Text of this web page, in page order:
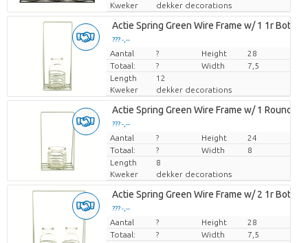
Kweker
dekker decorations
Actie Spring Green Wire Frame w/ 1 1r Bottle
??? -,--
Prijs per stuk
Aantal ? Height
28
Totaal:
? Width
7,5
Length
12
Kweker
dekker decorations
Actie Spring Green Wire Frame w/ 1 Round
??? -,--
Prijs per stuk
Aantal ? Height
24
Totaal:
? Width
8
Length
8
Kweker
dekker decorations
Actie Spring Green Wire Frame w/ 2 1r Bottles
??? -,--
Prijs per stuk
Aantal ? Height
28
Totaal:
? Width
7,5